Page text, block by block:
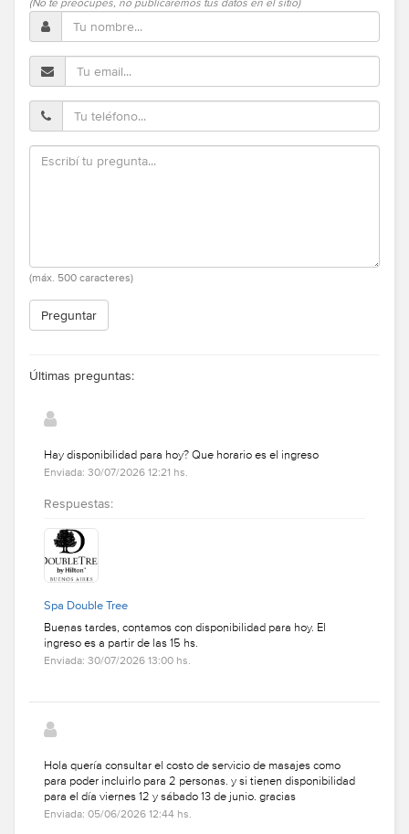
(máx. 500 caracteres)
Preguntar
Últimas preguntas:
Hay disponibilidad para hoy? Que horario es el ingreso
Enviada: 30/07/2026 12:21 hs.
Respuestas:
Spa Double Tree
Buenas tardes, contamos con disponibilidad para hoy. El
ingreso es a partir de las 15 hs.
Enviada: 30/07/2026 13:00 hs.
Hola quería consultar el costo de servicio de masajes como
para poder incluirlo para 2 personas. y si tienen disponibilidad
para el día viernes 12 y sábado 13 de junio. gracias
Enviada: 05/06/2026 12:44 hs.